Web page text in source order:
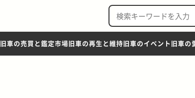
旧車の売買と鑑定市場旧車の再生と維持旧車のイベント 旧車の